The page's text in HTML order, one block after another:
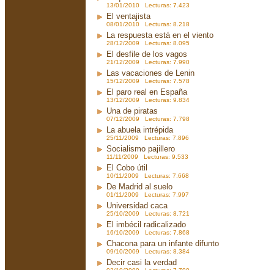
13/01/2010 Lecturas: 7.423
El ventajista
08/01/2010 Lecturas: 8.218
La respuesta está en el viento
28/12/2009 Lecturas: 8.095
El desfile de los vagos
21/12/2009 Lecturas: 7.990
Las vacaciones de Lenin
15/12/2009 Lecturas: 7.578
El paro real en España
13/12/2009 Lecturas: 9.834
Una de piratas
07/12/2009 Lecturas: 7.798
La abuela intrépida
25/11/2009 Lecturas: 7.896
Socialismo pajillero
11/11/2009 Lecturas: 9.533
El Cobo útil
10/11/2009 Lecturas: 7.668
De Madrid al suelo
01/11/2009 Lecturas: 7.997
Universidad caca
25/10/2009 Lecturas: 8.721
El imbécil radicalizado
16/10/2009 Lecturas: 7.868
Chacona para un infante difunto
09/10/2009 Lecturas: 8.384
Decir casi la verdad